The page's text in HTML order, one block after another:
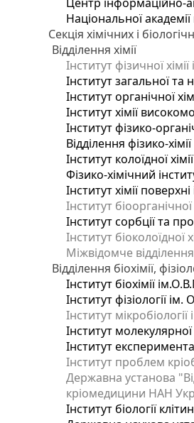
Національної
Секція хімічних і
Відділення хімії
Інститут фізичної
Інститут загальної та
Інститут органічної
Інститут хімії
Інститут фізико-
Відділення фізико-
Інститут колоїдної
Фізико-хімічний
Інститут хімії
Інститут
Інститут сорбції та
Інститут
Міжвідомче
Відділення біохімії,
Інститут біохімії
Інститут фізіології
Інститут
Інститут молекулярної
Інститут
Інститут проблем
Державна установа
кріомедицини НАН
Інститут біології